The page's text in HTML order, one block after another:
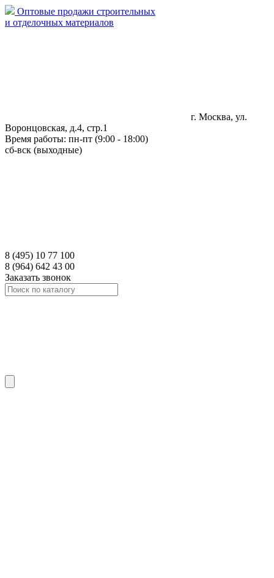
Оптовые продажи строительных
и отделочных материалов
г. Москва, ул.
Воронцовская, д.4, стр.1
Время работы: пн-пт (9:00 - 18:00)
сб-вск (выходные)
8 (495) 10 77 100
8 (964) 642 43 00
Заказать звонок